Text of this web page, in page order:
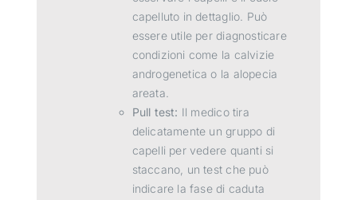
capelluto in dettaglio. Può
essere utile per diagnosticare
condizioni come la calvizie
androgenetica o la alopecia
areata.
Pull test: Il medico tira
delicatamente un gruppo di
capelli per vedere quanti si
staccano, un test che può
indicare la fase di caduta